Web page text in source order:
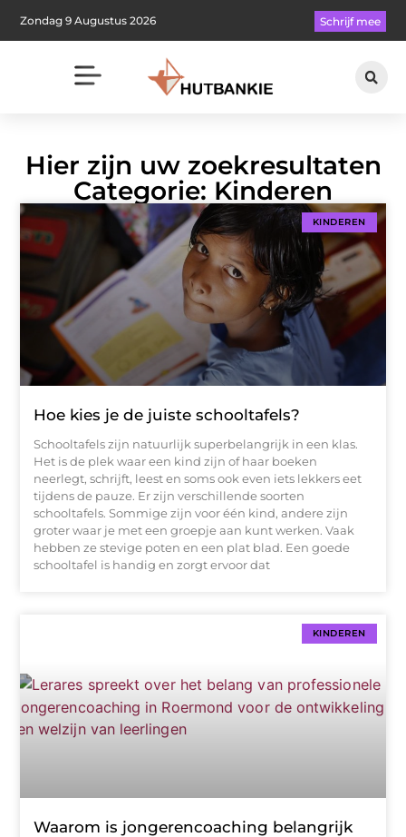
Zondag 9 Augustus 2026 Schrijf mee
Hier zijn uw zoekresultaten
Categorie: Kinderen
KINDEREN
Hoe kies je de juiste schooltafels?
Schooltafels zijn natuurlijk superbelangrijk in een klas.
Het is de plek waar een kind zijn of haar boeken
neerlegt, schrijft, leest en soms ook even iets lekkers eet
tijdens de pauze. Er zijn verschillende soorten
schooltafels. Sommige zijn voor één kind, andere zijn
groter waar je met een groepje aan kunt werken. Vaak
hebben ze stevige poten en een plat blad. Een goede
schooltafel is handig en zorgt ervoor dat
KINDEREN
Waarom is jongerencoaching belangrijk